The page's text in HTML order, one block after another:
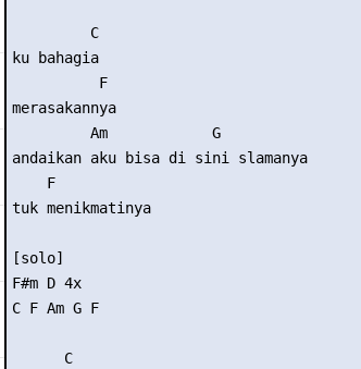
         C
ku bahagia
          F
merasakannya
         Am            G
andaikan aku bisa di sini slamanya
    F
tuk menikmatinya
[solo]
F#m D 4x
C F Am G F
      C